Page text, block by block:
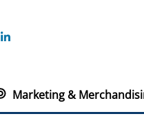
Marketing &